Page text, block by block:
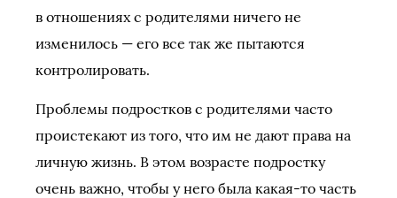
в отношениях с родителями ничего не
изменилось — его все так же пытаются
контролировать.
Проблемы подростков с родителями часто
проистекают из того, что им не дают права на
личную жизнь. В этом возрасте подростку
очень важно, чтобы у него была какая-то часть